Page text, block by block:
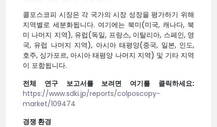
콜포스코피 시장은 각 국가의 시장 성장을 평가하기 위해
지역별로 세분화됩니다. 여기에는 북미(미국, 캐나다, 북
미 나머지 지역), 유럽(독일, 프랑스, 이탈리아, 스페인, 영
국, 유럽 나머지 지역), 아시아 태평양(중국, 일본, 인도,
호주, 싱가포르, 아시아 태평양 나머지 지역) 및 기타 지역
이 포함됩니다.
전체 연구 보고서를 보려면 여기를 클릭하세요:
https://www.sdki.jp/reports/colposcopy-
market/109474
경쟁 환경